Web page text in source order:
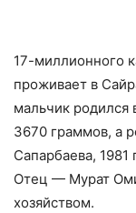
17-миллионного
проживает в
мальчик родился
3670 граммов, а
Сапарбаева,
Отец — Мурат
хозяйством.